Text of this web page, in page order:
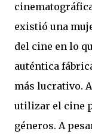
existió una
del cine en lo
auténtica
más lucrativo.
utilizar el cine
géneros. A